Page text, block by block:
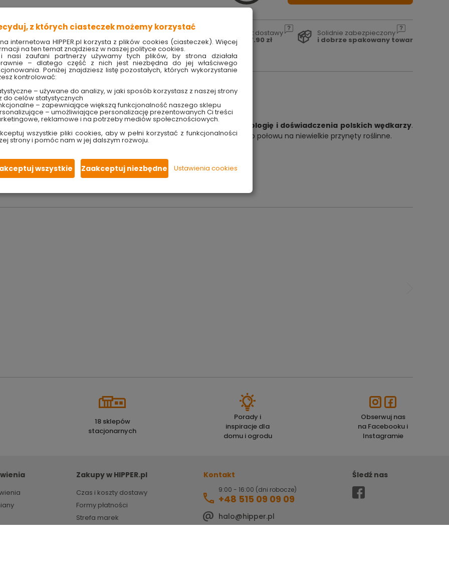
Produkt w magazynie
Ilość 3 opak
Szybka wysyłka
w ciągu 24h
Koszt dostawy
od 17.90 zł
Solidnie zabezpieczony
i dobrze spakowany towar
techniczne
ponieważ w idealny sposób łączą najnowocześniejszą technologię i doświadczenia polskich wędkarzy.
Titanium sąna najwyższym poziomie. Haczyki przeznaczone do połowu na niewielkie przynęty roślinne.
18 sklepów
stacjonarnych
Porady i
inspiracje dla
domu i ogrodu
Obserwuj nas
na Facebooku i
Instagramie
Zakupy w HIPPER.pl
Czas i koszty dostawy
Formy płatności
Strefa marek
Kontakt
9:00 - 16:00 (dni robocze)
+48 515 09 09 09
halo@hipper.pl
Śledź nas
z których ciasteczek możemy korzystać
internetowa HIPPER.pl korzysta z plików cookies (ciasteczek). Więcej
na ten temat znajdziesz w naszej polityce cookies.
nasi zaufani partnerzy używamy tych plików, by strona działała
– dlatego część z nich jest niezbędna do jej właściwego
Poniżej znajdziesz listę pozostałych, których wykorzystanie
kontrolować:
– używane do analizy, w jaki sposób korzystasz z naszej strony
do celów statystycznych
– zapewniające większą funkcjonalność naszego sklepu
– umożliwiające personalizację prezentowanych Ci treści
reklamowe i na potrzeby mediów społecznościowych.
wszystkie pliki cookies, aby w pełni korzystać z funkcjonalności
strony i pomóc nam w jej dalszym rozwoju.
wszystkie Zaakceptuj niezbędne Ustawienia cookies